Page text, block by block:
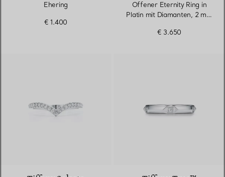
Ehering
€ 1.400
Offener Eternity Ring in
Platin mit Diamanten, 2 mm
€ 3.650